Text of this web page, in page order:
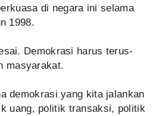
di negara ini selama
1998.
Demokrasi harus terus-
masyarakat.
demokrasi yang kita jalankan
uang, politik transaksi, politik